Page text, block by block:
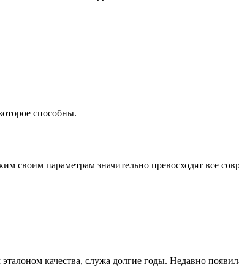
способны.
своим параметрам значительно превосходят все
качества, служа долгие годы. Недавно